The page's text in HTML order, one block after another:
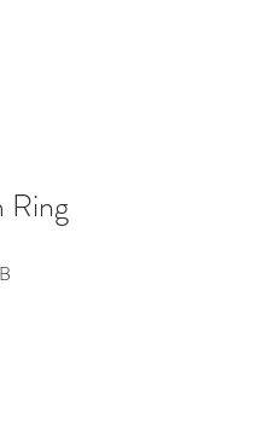
Ring